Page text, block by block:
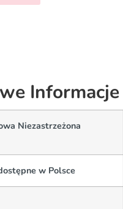
Niezastrzeżona
w Polsce